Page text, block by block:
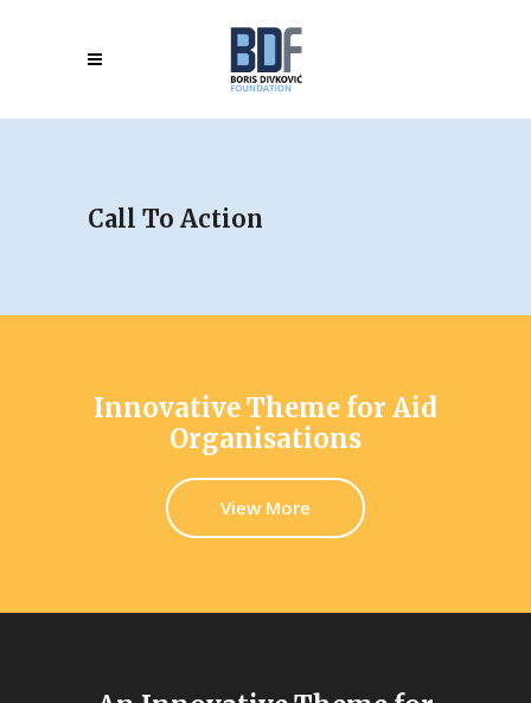
Call To Action
Innovative Theme for Aid
Organisations
View More